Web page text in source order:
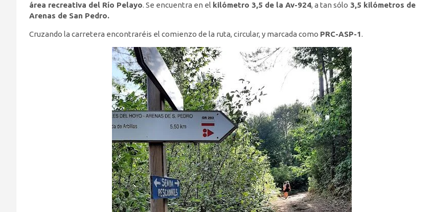
área recreativa del Río Pelayo. Se encuentra en el kilómetro 3,5 de la Av-924, a tan sólo 3,5 kilómetros de
Arenas de San Pedro.
Cruzando la carretera encontraréis el comienzo de la ruta, circular, y marcada como PRC-ASP-1.